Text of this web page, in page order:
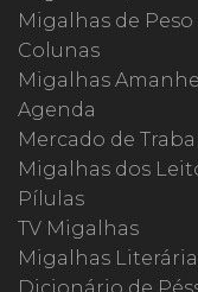
Migalhas de Peso
Colunas
Migalhas
Agenda
Mercado de
Migalhas dos
Pílulas
TV Migalhas
Migalhas